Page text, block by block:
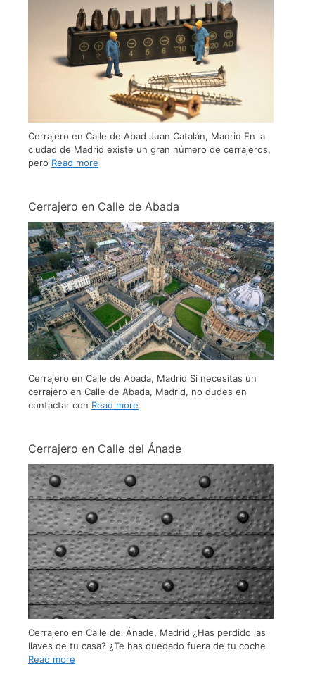
Cerrajero en Calle de Abad Juan Catalán, Madrid En la
ciudad de Madrid existe un gran número de cerrajeros,
pero Read more
Cerrajero en Calle de Abada
Cerrajero en Calle de Abada, Madrid Si necesitas un
cerrajero en Calle de Abada, Madrid, no dudes en
contactar con Read more
Cerrajero en Calle del Ánade
Cerrajero en Calle del Ánade, Madrid ¿Has perdido las
llaves de tu casa? ¿Te has quedado fuera de tu coche
Read more